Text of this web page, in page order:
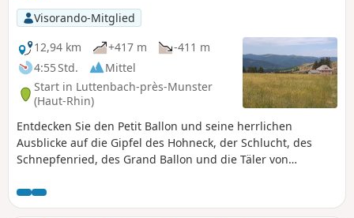
Visorando-Mitglied
12,94 km
+417 m
-411 m
4:55 Std.
Mittel
Start in Luttenbach-près-Munster
(Haut-Rhin)
Entdecken Sie den Petit Ballon und seine herrlichen
Ausblicke auf die Gipfel des Hohneck, der Schlucht, des
Schnepfenried, des Grand Ballon und die Täler von
Wetter das Schwarzwaldmassiv und die Schweizer Alpen zu
vergessen.